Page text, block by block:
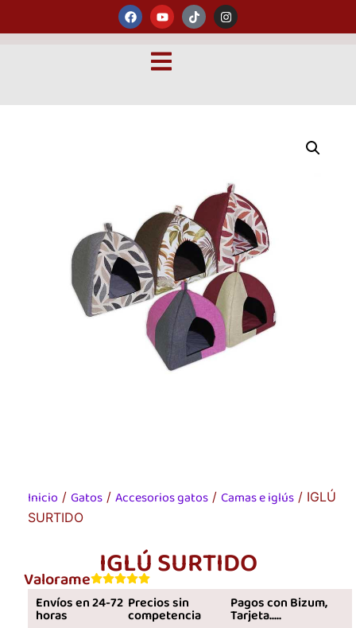
Inicio / Gatos / Accesorios gatos / Camas e iglús / IGLÚ
SURTIDO
IGLÚ SURTIDO
Valorame
Envíos en 24-72
horas
Precios sin
competencia
Pagos con Bizum,
Tarjeta.....